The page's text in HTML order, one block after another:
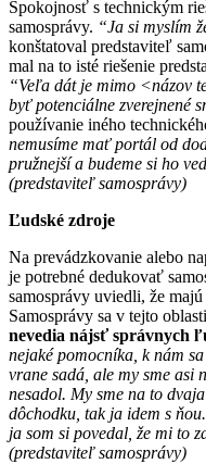
Spokojnosť s technickým
samosprávy. “Ja si myslím
konštatoval predstaviteľ
mal na to isté riešenie
“Veľa dát je mimo <názov
byť potenciálne zverejnené
používanie iného
nemusíme mať portál od
pružnejší a budeme si ho
(predstaviteľ samosprávy)
Ľudské zdroje
Na prevádzkovanie alebo
je potrebné dedukovať
samosprávy uviedli, že
Samosprávy sa v tejto
nevedia nájsť správnych
nejaké pomocníka, k nám
vrane sadá, ale my sme asi
nesadol. My sme na to
dôchodku, tak ja idem s
ja som si povedal, že mi to
(predstaviteľ samosprávy)